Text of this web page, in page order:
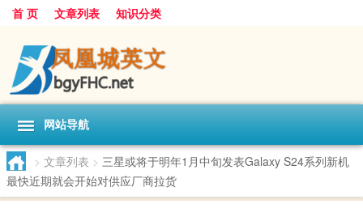
首 页 文章列表 知识分类
网站导航
> 文章列表 > 三星或将于明年1月中旬发表Galaxy S24系列新机
最快近期就会开始对供应厂商拉货